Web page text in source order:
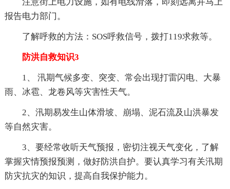
报告电力部门。
了解呼救的方法：SOS呼救信号，拨打119求救等。
防洪自救知识3
1、 汛期气候多变、突变、常会出现打雷闪电、大暴
雨、冰雹、龙卷风等灾害性天气。
2、汛期易发生山体滑坡、崩塌、泥石流及山洪暴发
等自然灾害。
3、要经常收听天气预报，密切注视天气变化，了解
掌握灾情预报预测，做好防洪自护。要认真学习有关汛期
防灾抗灾的知识，提高自我保护能力。